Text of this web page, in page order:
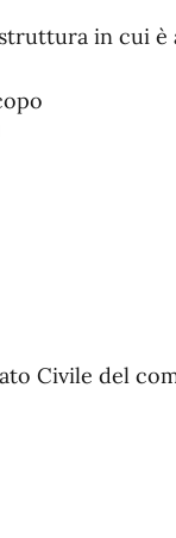
in cui è
Civile del